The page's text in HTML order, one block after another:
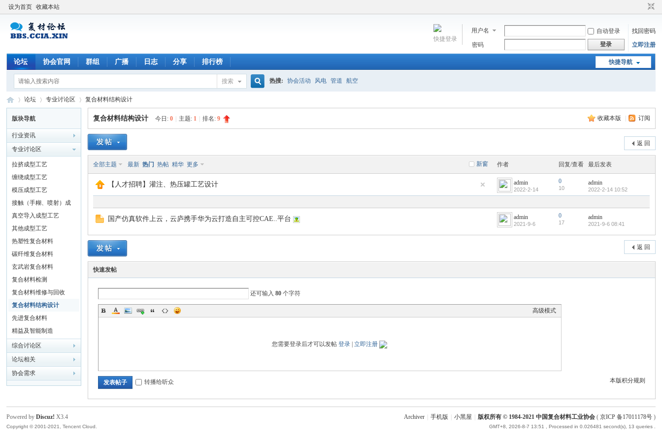
设为首页 收藏本站
用户名 自动登录
找回密码
密码
登录 立即注册
快捷登录
快捷导航
论坛 协会官网 群组 广播 日志 分享 排行榜
搜索 热搜: 协会活动 风电 管道 航空
中
国
复
»
论坛
›
专业讨论区
›
复合材料结构设计
版块导航
行业资讯
专业讨论区
拉挤成型工艺
缠绕成型工艺
模压成型工艺
接触（手糊、喷射）成
型工艺
真空导入成型工艺
其他成型工艺
热塑性复合材料
碳纤维复合材料
玄武岩复合材料
复合材料检测
复合材料维修与回收
复合材料结构设计
先进复合材料
精益及智能制造
综合讨论区
论坛相关
协会需求
收藏本版 订阅
复合材料结构设计 今日:0 主题: 1 排名:9
返 回
新窗
全部主题 最新 热门 热帖 精华 更多 作者 回复/查看 最后发表
【人才招聘】灌注、热压罐工艺设计 admin
2022-2-14
0
10
admin
2022-2-14 10:52
国产仿真软件上云，云庐携手华为云打造自主可控CAE..平台 admin
2021-9-6
0
17
admin
2021-9-6 08:41
返 回
快速发帖
还可输入80 个字符
高级模式
您需要登录后才可以发帖登录 |立即注册
本版积分规则
发表帖子 转播给听众
Archiver 手机版 小黑屋 版权所有 © 1984-2021 中国复合材料工业协会( 京ICP 备17011178号)
GMT+8, 2026-8-7 13:51 , Processed in 0.026481 second(s), 13 queries .
Powered byDiscuz! X3.4
Copyright © 2001-2021, Tencent Cloud.